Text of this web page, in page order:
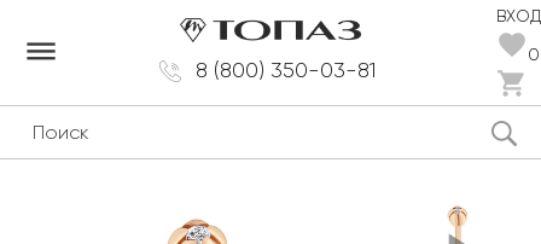
8 (800) 350-03-81
ВХОД
0
dehaze